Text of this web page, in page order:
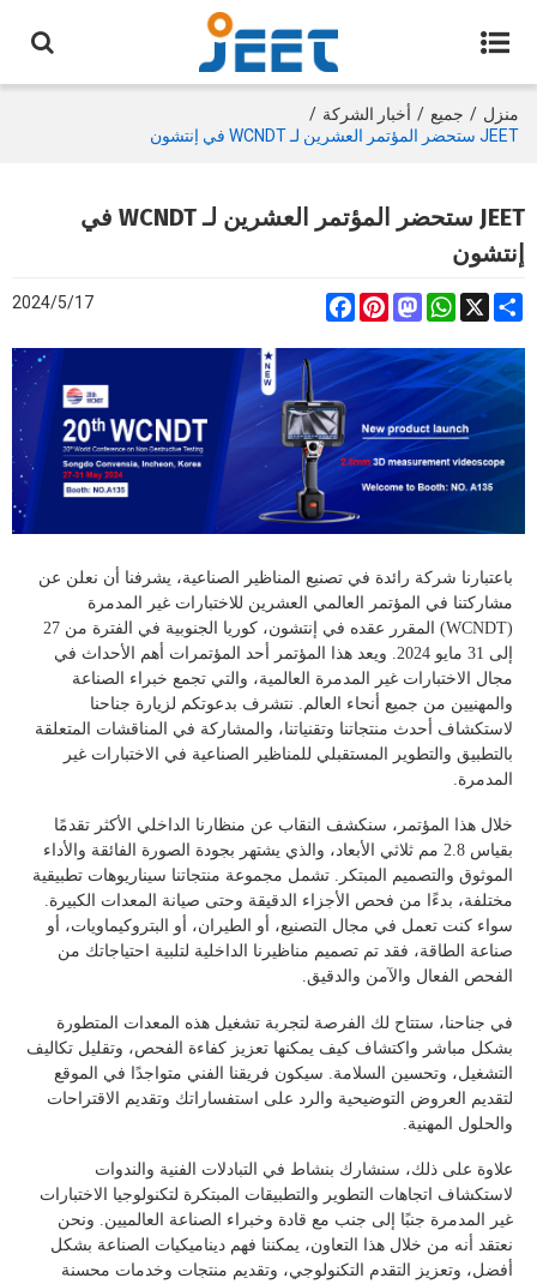
منزل / جميع / أخبار الشركة /
JEET ستحضر المؤتمر العشرين لـ WCNDT في إنتشون
JEET ستحضر المؤتمر العشرين لـ WCNDT في
إنتشون
Share
FacebookPinterest
Mastodon
WhatsApp X
2024/5/17
باعتبارنا شركة رائدة في تصنيع المناظير الصناعية، يشرفنا أن نعلن عن
مشاركتنا في المؤتمر العالمي العشرين للاختبارات غير المدمرة
(WCNDT) المقرر عقده في إنتشون، كوريا الجنوبية في الفترة من 27
إلى 31 مايو 2024. ويعد هذا المؤتمر أحد المؤتمرات أهم الأحداث في
مجال الاختبارات غير المدمرة العالمية، والتي تجمع خبراء الصناعة
والمهنيين من جميع أنحاء العالم. نتشرف بدعوتكم لزيارة جناحنا
لاستكشاف أحدث منتجاتنا وتقنياتنا، والمشاركة في المناقشات المتعلقة
بالتطبيق والتطوير المستقبلي للمناظير الصناعية في الاختبارات غير
المدمرة.
خلال هذا المؤتمر، سنكشف النقاب عن منظارنا الداخلي الأكثر تقدمًا
بقياس 2.8 مم ثلاثي الأبعاد، والذي يشتهر بجودة الصورة الفائقة والأداء
الموثوق والتصميم المبتكر. تشمل مجموعة منتجاتنا سيناريوهات تطبيقية
مختلفة، بدءًا من فحص الأجزاء الدقيقة وحتى صيانة المعدات الكبيرة.
سواء كنت تعمل في مجال التصنيع، أو الطيران، أو البتروكيماويات، أو
صناعة الطاقة، فقد تم تصميم مناظيرنا الداخلية لتلبية احتياجاتك من
الفحص الفعال والآمن والدقيق.
في جناحنا، ستتاح لك الفرصة لتجربة تشغيل هذه المعدات المتطورة
بشكل مباشر واكتشاف كيف يمكنها تعزيز كفاءة الفحص، وتقليل تكاليف
التشغيل، وتحسين السلامة. سيكون فريقنا الفني متواجدًا في الموقع
لتقديم العروض التوضيحية والرد على استفساراتك وتقديم الاقتراحات
والحلول المهنية.
علاوة على ذلك، سنشارك بنشاط في التبادلات الفنية والندوات
لاستكشاف اتجاهات التطوير والتطبيقات المبتكرة لتكنولوجيا الاختبارات
غير المدمرة جنبًا إلى جنب مع قادة وخبراء الصناعة العالميين. ونحن
نعتقد أنه من خلال هذا التعاون، يمكننا فهم ديناميكيات الصناعة بشكل
أفضل، وتعزيز التقدم التكنولوجي، وتقديم منتجات وخدمات محسنة